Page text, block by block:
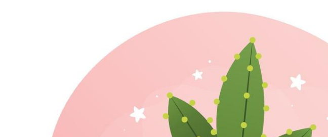
Redaktionelle Ereignisse